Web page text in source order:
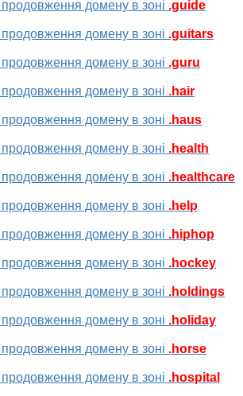
продовження домену в зоні .guide
продовження домену в зоні .guitars
продовження домену в зоні .guru
продовження домену в зоні .hair
продовження домену в зоні .haus
продовження домену в зоні .health
продовження домену в зоні .healthcare
продовження домену в зоні .help
продовження домену в зоні .hiphop
продовження домену в зоні .hockey
продовження домену в зоні .holdings
продовження домену в зоні .holiday
продовження домену в зоні .horse
продовження домену в зоні .hospital